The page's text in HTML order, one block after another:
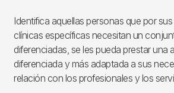
Identifica aquellas personas que por
clínicas específicas necesitan un
diferenciadas, se les pueda prestar una
diferenciada y más adaptada a sus
relación con los profesionales y los